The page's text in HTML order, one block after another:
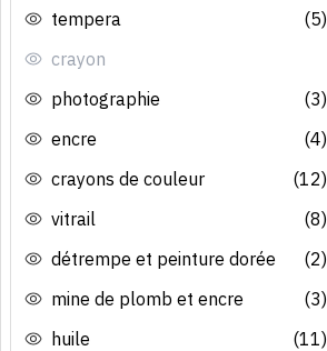
tempera
(5)
crayon
photographie
(3)
encre
(4)
crayons de couleur
(12)
vitrail
(8)
détrempe et peinture dorée
(2)
mine de plomb et encre
(3)
huile
(11)